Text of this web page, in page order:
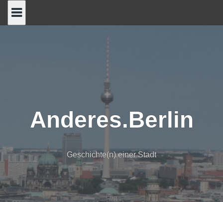
Anderes.Berlin
Geschichte(n) einer Stadt